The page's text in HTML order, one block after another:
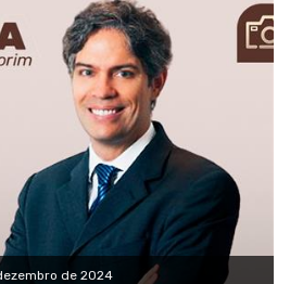
de 2024